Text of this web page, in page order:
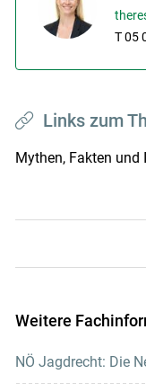
T 05
Links zum
Mythen, Fakten
Weitere
NÖ Jagdrecht: Die